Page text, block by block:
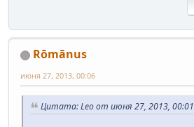
Rōmānus
июня 27, 2013, 00:06
Цитата: Leo от июня 27, 2013, 00:01